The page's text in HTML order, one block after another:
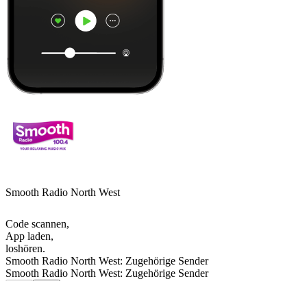
Smooth Radio North West
Code scannen,
App laden,
loshören.
Smooth Radio North West: Zugehörige Sender
Smooth Radio North West: Zugehörige Sender